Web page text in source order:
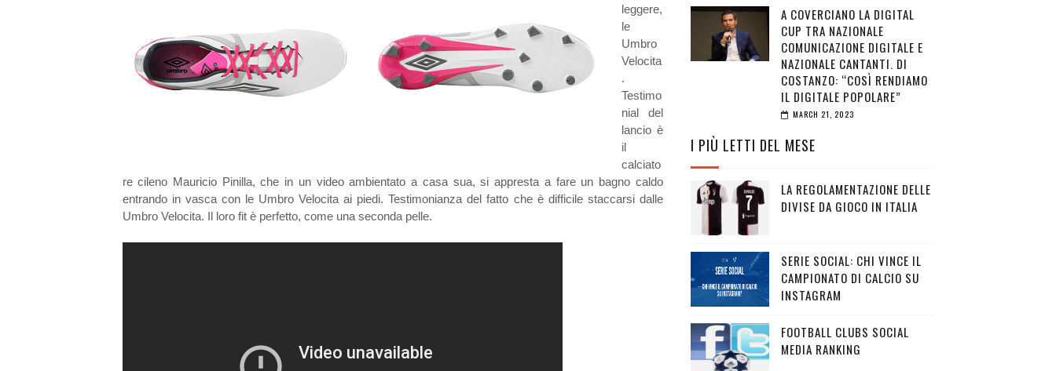
leggere,
le
Umbro
Velocita
.
Testimo
nial del
lancio è
il
calciato
re cileno Mauricio Pinilla, che in un video ambientato a casa sua, si appresta a fare un bagno caldo
entrando in vasca con le Umbro Velocita ai piedi. Testimonianza del fatto che è difficile staccarsi dalle
Umbro Velocita. Il loro fit è perfetto, come una seconda pelle.
A COVERCIANO LA DIGITAL
CUP TRA NAZIONALE
COMUNICAZIONE DIGITALE E
NAZIONALE CANTANTI. DI
COSTANZO: “COSÌ RENDIAMO
IL DIGITALE POPOLARE”
MARCH 21, 2023
I PIÙ LETTI DEL MESE
LA REGOLAMENTAZIONE DELLE
DIVISE DA GIOCO IN ITALIA
SERIE SOCIAL: CHI VINCE IL
CAMPIONATO DI CALCIO SU
INSTAGRAM
FOOTBALL CLUBS SOCIAL
MEDIA RANKING